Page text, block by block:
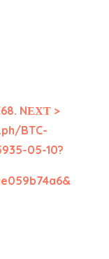
NЕХТ >
BTC-
05-10?